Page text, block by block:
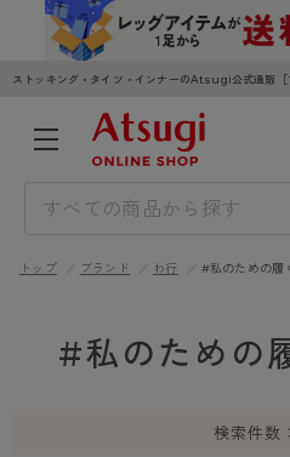
ストッキング・タイツ・インナーのAtsugi公式通販［
3,980円以上のご
トップ ブランド わ行 #私のための履
#私のための
検索件数